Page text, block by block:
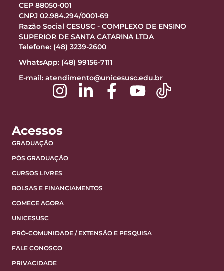
CEP 88050-001
CNPJ 02.984.294/0001-69
Razão Social CESUSC - COMPLEXO DE ENSINO
SUPERIOR DE SANTA CATARINA LTDA
Telefone: (48) 3239-2600
WhatsApp: (48) 99156-7111
E-mail: atendimento@unicesusc.edu.br
Acessos
GRADUAÇÃO
PÓS GRADUAÇÃO
CURSOS LIVRES
BOLSAS E FINANCIAMENTOS
COMECE AGORA
UNICESUSC
PRÓ-COMUNIDADE / EXTENSÃO E PESQUISA
FALE CONOSCO
PRIVACIDADE